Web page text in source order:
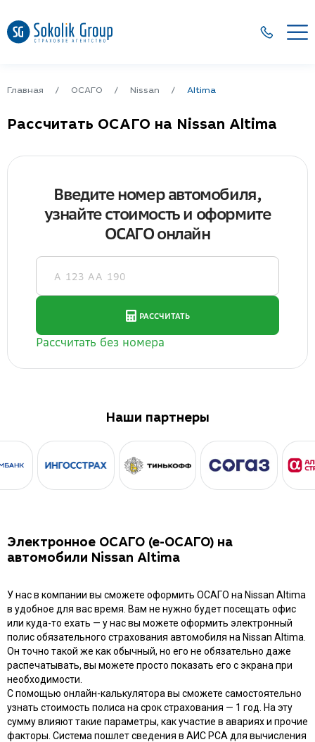
Главная ОСАГО Nissan Altima
Рассчитать ОСАГО на Nissan Altima
Наши партнеры
Электронное ОСАГО (е-ОСАГО) на
автомобили Nissan Altima
У нас в компании вы сможете оформить ОСАГО на Nissan Altima
в удобное для вас время. Вам не нужно будет посещать офис
или куда-то ехать — у нас вы можете оформить электронный
полис обязательного страхования автомобиля на Nissan Altima.
Он точно такой же как обычный, но его не обязательно даже
распечатывать, вы можете просто показать его с экрана при
необходимости.
С помощью онлайн-калькулятора вы сможете самостоятельно
узнать стоимость полиса на срок страхования — 1 год. На эту
сумму влияют такие параметры, как участие в авариях и прочие
факторы. Система пошлет сведения в АИС РСА для вычисления